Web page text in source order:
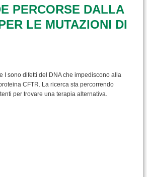
PERCORSE DALLA
LE MUTAZIONI DI
I sono difetti del DNA che impediscono alla
CFTR. La ricerca sta percorrendo
per trovare una terapia alternativa.